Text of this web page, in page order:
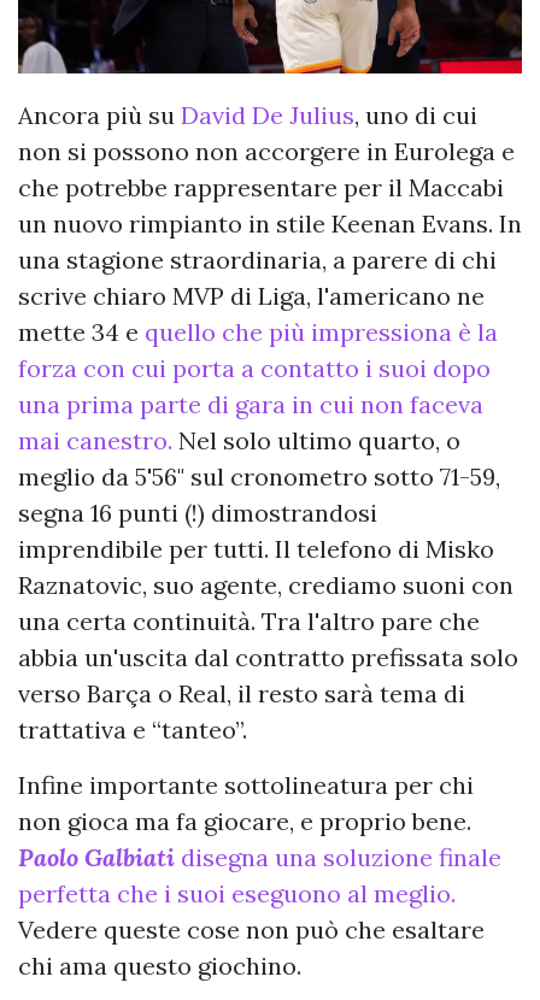
Ancora più su David De Julius, uno di cui
non si possono non accorgere in Eurolega e
che potrebbe rappresentare per il Maccabi
un nuovo rimpianto in stile Keenan Evans. In
una stagione straordinaria, a parere di chi
scrive chiaro MVP di Liga, l'americano ne
mette 34 e quello che più impressiona è la
forza con cui porta a contatto i suoi dopo
una prima parte di gara in cui non faceva
mai canestro. Nel solo ultimo quarto, o
meglio da 5'56" sul cronometro sotto 71-59,
segna 16 punti (!) dimostrandosi
imprendibile per tutti. Il telefono di Misko
Raznatovic, suo agente, crediamo suoni con
una certa continuità. Tra l'altro pare che
abbia un'uscita dal contratto prefissata solo
verso Barça o Real, il resto sarà tema di
trattativa e “tanteo”.
Infine importante sottolineatura per chi
non gioca ma fa giocare, e proprio bene.
Paolo Galbiati disegna una soluzione finale
perfetta che i suoi eseguono al meglio.
Vedere queste cose non può che esaltare
chi ama questo giochino.